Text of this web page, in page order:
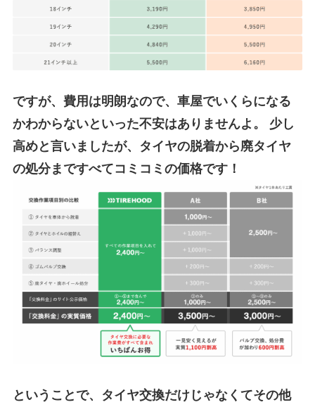
ですが、費用は明朗なので、車屋でいくらになる
かわからないといった不安はありませんよ。 少し
高めと言いましたが、タイヤの脱着から廃タイヤ
の処分まですべてコミコミの価格です！
ということで、タイヤ交換だけじゃなくてその他